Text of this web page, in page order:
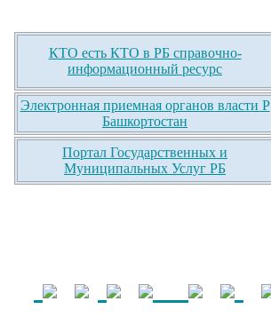
КТО есть КТО в РБ справочно-
информационный ресурс
Электронная приемная органов власти Р
Башкортостан
Портал Государственных и
Муниципальных Услуг РБ